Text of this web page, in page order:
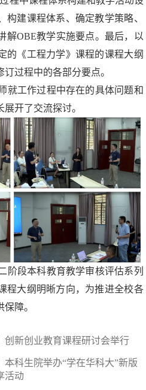
构建课程体系、确定教学策略、
解OBE教学实施要点。最后，以
的《工程力学》课程的课程大纲
过程中的各部分要点。
工作过程中存在的具体问题和
开了交流探讨。
段本科教育教学审核评估系列
程大纲明晰方向，为推进全校各
障。
创新创业教育课程研讨会举行
本科生院举办“学在华科大”新版
活动